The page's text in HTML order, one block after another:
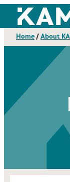
Skip
content
Kajaanin
Home/About